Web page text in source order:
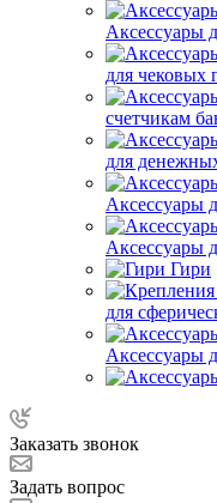
Аксессуары
для чековых
счетчикам
для
Аксессуары
Аксессуары
Гири
для
Аксессуары
Заказать звонок
Задать вопрос